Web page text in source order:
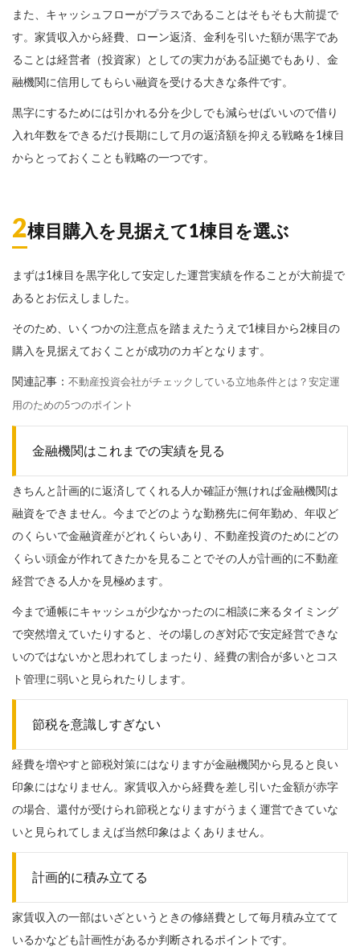
また、キャッシュフローがプラスであることはそもそも大前提で
す。家賃収入から経費、ローン返済、金利を引いた額が黒字であ
ることは経営者（投資家）としての実力がある証拠でもあり、金
融機関に信用してもらい融資を受ける大きな条件です。
黒字にするためには引かれる分を少しでも減らせばいいので借り
入れ年数をできるだけ長期にして月の返済額を抑える戦略を1棟目
からとっておくことも戦略の一つです。
2棟目購入を見据えて1棟目を選ぶ
まずは1棟目を黒字化して安定した運営実績を作ることが大前提で
あるとお伝えしました。
そのため、いくつかの注意点を踏まえたうえで1棟目から2棟目の
購入を見据えておくことが成功のカギとなります。
関連記事： 不動産投資会社がチェックしている立地条件とは？安定運
用のための5つのポイント
金融機関はこれまでの実績を見る
きちんと計画的に返済してくれる人か確証が無ければ金融機関は
融資をできません。今までどのような勤務先に何年勤め、年収ど
のくらいで金融資産がどれくらいあり、不動産投資のためにどの
くらい頭金が作れてきたかを見ることでその人が計画的に不動産
経営できる人かを見極めます。
今まで通帳にキャッシュが少なかったのに相談に来るタイミング
で突然増えていたりすると、その場しのぎ対応で安定経営できな
いのではないかと思われてしまったり、経費の割合が多いとコス
ト管理に弱いと見られたりします。
節税を意識しすぎない
経費を増やすと節税対策にはなりますが金融機関から見ると良い
印象にはなりません。家賃収入から経費を差し引いた金額が赤字
の場合、還付が受けられ節税となりますがうまく運営できていな
いと見られてしまえば当然印象はよくありません。
計画的に積み立てる
家賃収入の一部はいざというときの修繕費として毎月積み立てて
いるかなども計画性があるか判断されるポイントです。